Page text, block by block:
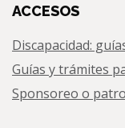
ACCESOS
Discapacidad:
Guías y trámites
Sponsoreo o